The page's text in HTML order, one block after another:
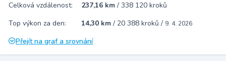
Celková vzdálenost:
237,16 km / 338 120 kroků
Top výkon za den:
14,30 km / 20 388 kroků / 9. 4. 2026
Přejít na graf a srovnání